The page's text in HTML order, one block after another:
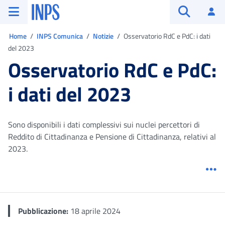
Vai al menu principale
Vai al contenuto principale
Vai al pie' di pagina
INPS ()
Home INPS Comunica Notizie
Osservatorio RdC e PdC: i dati
del 2023
Osservatorio RdC e PdC:
i dati del 2023
Sono disponibili i dati complessivi sui nuclei percettori di
Reddito di Cittadinanza e Pensione di Cittadinanza, relativi al
2023.
Pubblicazione: 18 aprile 2024